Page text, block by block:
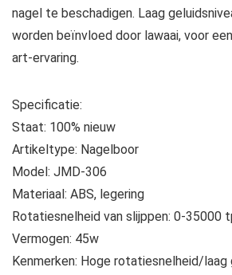
nagel te beschadigen. Laag
worden beïnvloed door lawaai, voor
art-ervaring.
Specificatie:
Staat: 100% nieuw
Artikeltype: Nagelboor
Model: JMD-306
Materiaal: ABS, legering
Rotatiesnelheid van slijppen: 0-35000
Vermogen: 45w
Kenmerken: Hoge rotatiesnelheid/